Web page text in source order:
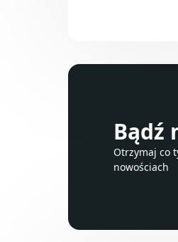
Bądź
Otrzymaj co
nowościach